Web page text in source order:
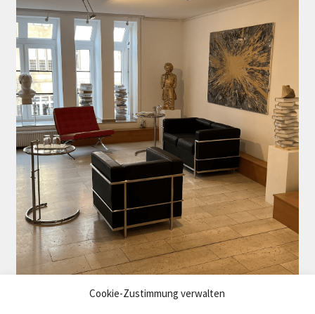
Cookie-Zustimmung verwalten